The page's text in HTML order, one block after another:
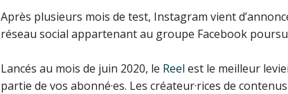
Après plusieurs mois de test, Instagram vient
réseau social appartenant au groupe Facebook
Lancés au mois de juin 2020, le Reel est le meilleur
partie de vos abonné·es. Les créateur·rices de